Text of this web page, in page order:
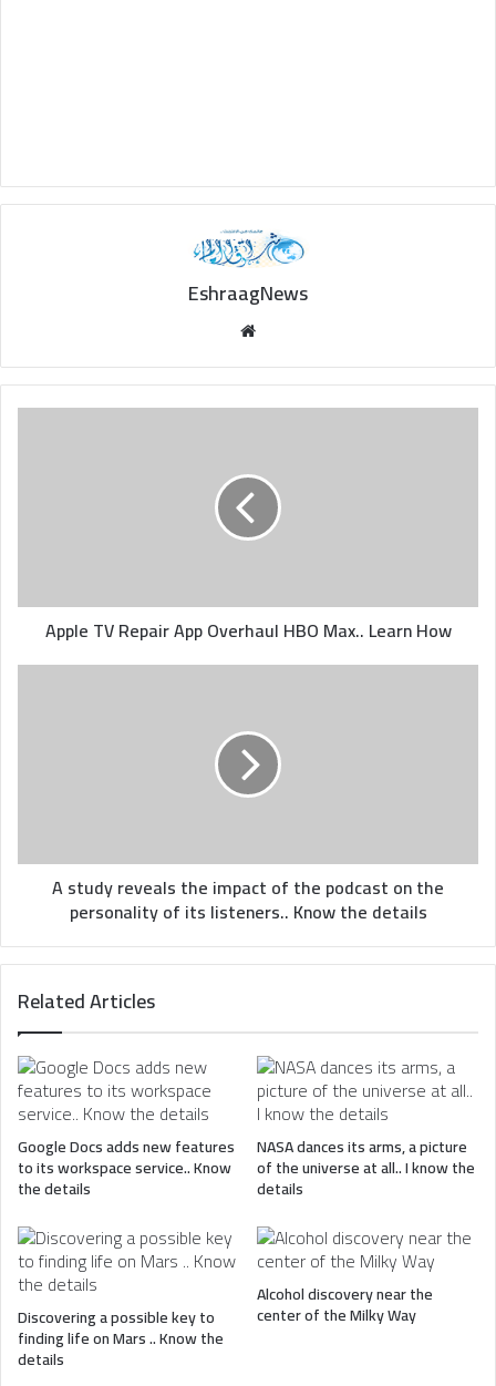
EshraagNews
Apple
How
Apple TV Repair App Overhaul HBO Max.. Learn How
A
on
personality
its
Know
the
details
A study reveals the impact of the podcast on the
personality of its listeners.. Know the details
Related Articles
Google Docs adds new features
to its workspace service.. Know
the details
NASA dances its arms, a picture
of the universe at all.. I know the
details
Discovering a possible key to
finding life on Mars .. Know the
details
Alcohol discovery near the
center of the Milky Way